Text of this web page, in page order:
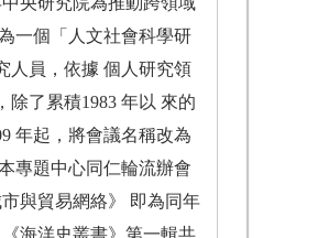
一個「人文社會科學研
人員，依據 個人研究領
了累積1983 年以 來的
年起，將會議名稱改為
專題中心同仁輪流辦會
與貿易網絡》 即為同年
海洋史叢書》第一輯共